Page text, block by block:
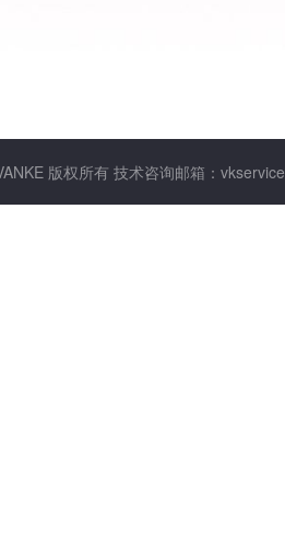
版权所有 技术咨询邮箱：